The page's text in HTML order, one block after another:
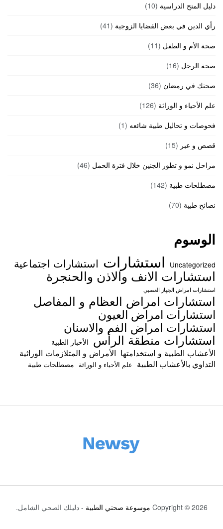
دليل المنح الدراسية (10)
رأي الدين في بعض القضايا الزوجية (41)
صحة الأم و الطفل (11)
صحة الرجل (16)
صحتك في رمضان (36)
علم الأحياء و الوراثة (126)
فحوصات و تحاليل طبية شائعه (1)
قصص و عبر (15)
مراحل نمو و تطور الجنين خلال فترة الحمل (46)
مصطلحات طبية (142)
نصائح طبية (70)
الوسوم
Uncategorized استشارات استشارات اجتماعية
استشارات الانف والاذن والحنجرة
استشارات امراض الجهاز العصبي
استشارات امراض العظام و المفاصل
استشارات امراض العيون
استشارات امراض الفم والاسنان
استشارات منطقة الرأس الأخبار الطبية
الأعشاب الطبية و استخدامتها الأمراض و المتلازمات الوراثية
التداوي بالأعشاب الطبية علم الأحياء و الوراثة مصطلحات طبية
Copyright © 2026 موسوعة صحتي الطبية - دليلك الصحي الشامل.